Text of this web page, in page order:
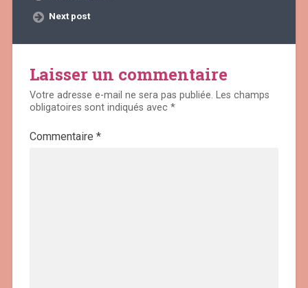
Next post
Laisser un commentaire
Votre adresse e-mail ne sera pas publiée. Les champs
obligatoires sont indiqués avec *
Commentaire *